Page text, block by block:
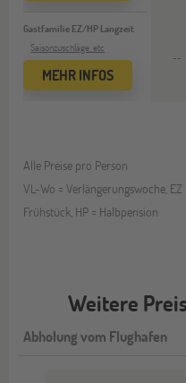
Gastfamilie EZ/HP Langzeit
Saisonzuschläge, etc
MEHR INFOS
--
Alle Preise pro Person
VL-Wo = Verlängerungswoche,
Frühstück, HP = Halbpension
Weitere
Abholung vom Flughafen